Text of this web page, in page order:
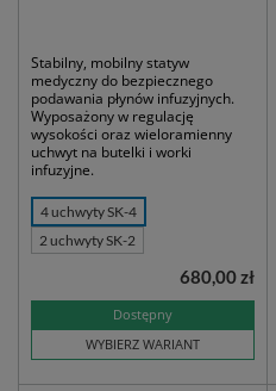
Stabilny, mobilny statyw
medyczny do bezpiecznego
podawania płynów infuzyjnych.
Wyposażony w regulację
wysokości oraz wieloramienny
uchwyt na butelki i worki
infuzyjne.
4 uchwyty SK-4
2 uchwyty SK-2
Dostępny
WYBIERZ WARIANT
680,00 zł